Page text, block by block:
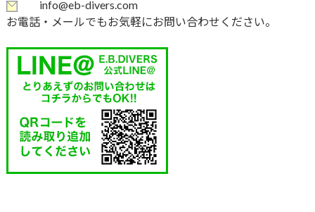
info@eb-divers.com
お電話・メールでもお気軽にお問い合わせください。